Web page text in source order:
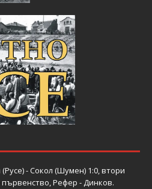
- Сокол (Шумен) 1:0, втори
Рефер - Динков.